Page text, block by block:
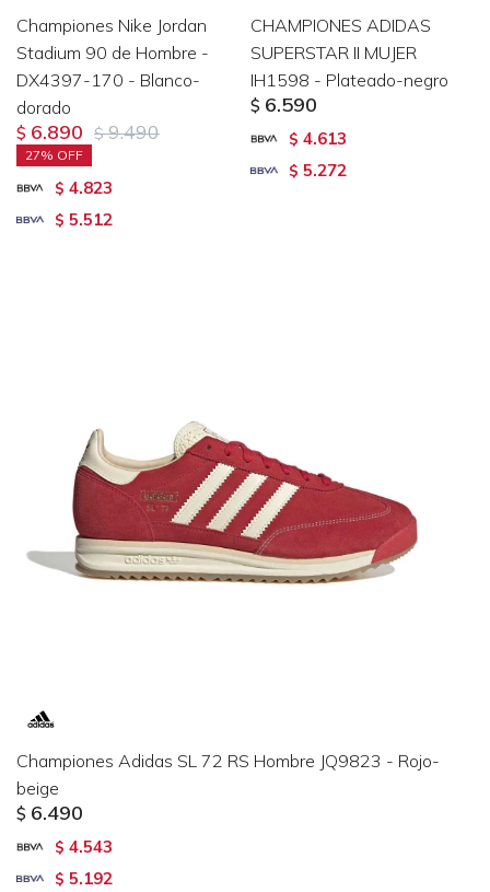
Championes Nike Jordan
Stadium 90 de Hombre -
DX4397-170 - Blanco-
dorado
$ 6.890 $ 9.490
27
$ 4.823
$ 5.512
CHAMPIONES ADIDAS
SUPERSTAR II MUJER
IH1598 - Plateado-negro
$ 6.590
$ 4.613
$ 5.272
Championes Adidas SL 72 RS Hombre JQ9823 - Rojo-
beige
$ 6.490
$ 4.543
$ 5.192